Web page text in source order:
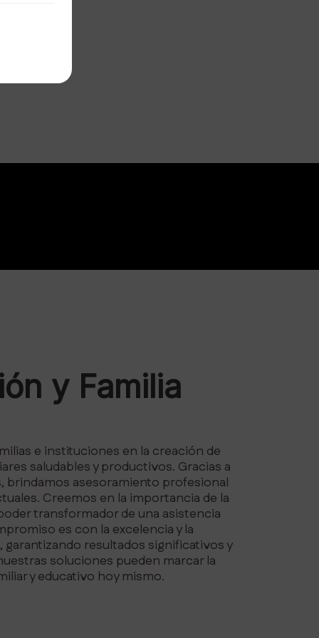
y Familia
e instituciones en la creación de
saludables y productivos. Gracias a
brindamos asesoramiento profesional
Creemos en la importancia de la
transformador de una asistencia
es con la excelencia y la
resultados significativos y
soluciones pueden marcar la
y educativo hoy mismo.